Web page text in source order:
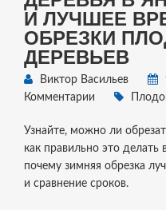
И ЛУЧШЕЕ
ОБРЕЗКИ
ДЕРЕВЬЕВ
Виктор Васильев
Комментарии
Узнайте, можно ли
как правильно это делать
почему зимняя обрезка
и сравнение сроков.